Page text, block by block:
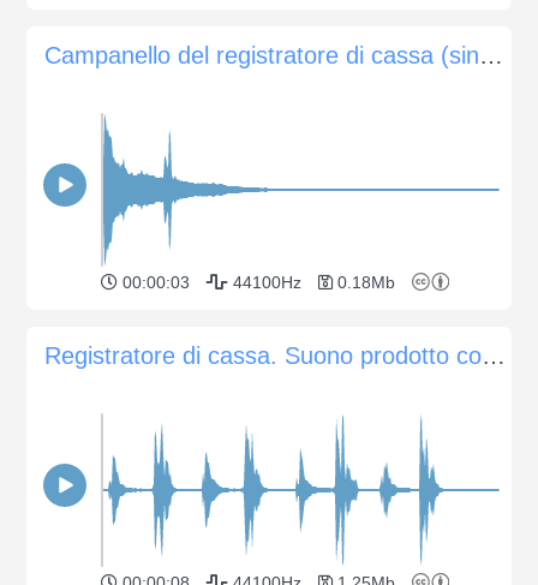
Campanello del registratore di cassa (singolo)
00:00:03 44100Hz 0.18Mb
Registratore di cassa. Suono prodotto con scatole e anello.